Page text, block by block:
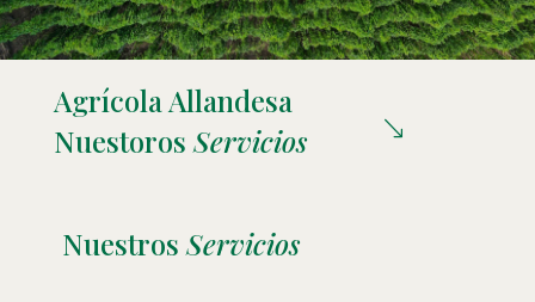
Agrícola Allandesa
Nuestoros Servicios '
Nuestros Servicios